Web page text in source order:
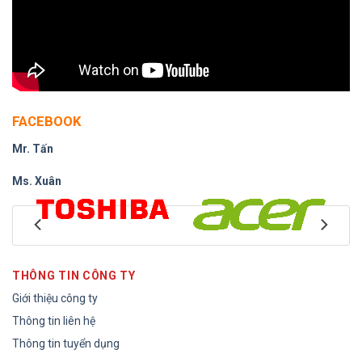
FACEBOOK
Mr. Tấn
Ms. Xuân
THÔNG TIN CÔNG TY
Giới thiệu công ty
Thông tin liên hệ
Thông tin tuyển dụng